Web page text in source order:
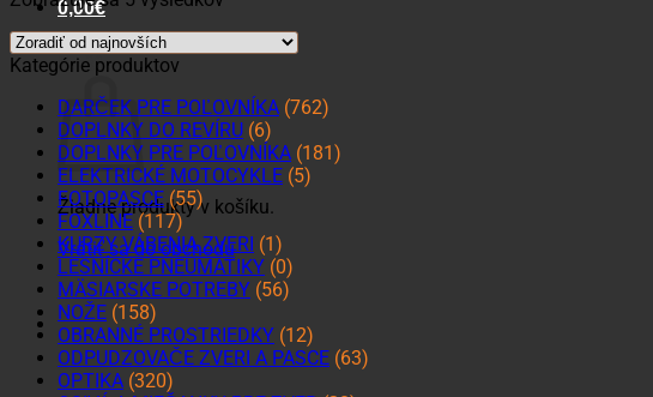
0,00€
Košík
Žiadne produkty v košíku.
Vrátiť sa do obchodu
najnovších
Kategórie produktov
DARČEK PRE POĽOVNÍKA (762)
DOPLNKY DO REVÍRU (6)
DOPLNKY PRE POĽOVNÍKA (181)
ELEKTRICKÉ MOTOCYKLE (5)
FOTOPASCE (55)
FOXLINE (117)
KURZY VÁBENIA ZVERI (1)
LESNÍCKE PNEUMATIKY (0)
MÄSIARSKE POTREBY (56)
NOŽE (158)
OBRANNÉ PROSTRIEDKY (12)
ODPUDZOVAČE ZVERI A PASCE (63)
OPTIKA (320)